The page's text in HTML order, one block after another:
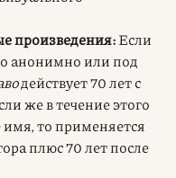
произведения:Если
анонимно или под
действует 70 лет с
же в течение этого
имя, то применяется
плюс 70 лет после